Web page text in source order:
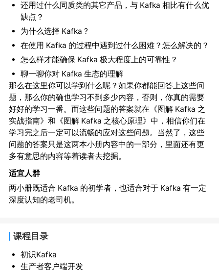
还用过什么同质类的其它产品，与 Kafka 相比有什么优
缺点？
为什么选择 Kafka ?
在使用 Kafka 的过程中遇到过什么困难？怎么解决的？
怎么样才能确保 Kafka 极大程度上的可靠性？
聊一聊你对 Kafka 生态的理解
那么在这里你可以学到什么呢？如果你都能回答上这些问
题，那么你的确也学习不到多少内容，否则，你真的需要
好好的学习一番。而这些问题的答案就在《图解 Kafka 之
实战指南》和《图解 Kafka 之核心原理》中，相信你们在
学习完之后一定可以流畅的应对这些问题。当然了，这些
问题的答案只是这两本小册内容中的一部分，里面还有更
多有意思的内容等着读者去挖掘。
适宜人群
两小册既适合 Kafka 的初学者，也适合对于 Kafka 有一定
深度认知的老司机。
课程目录
初识Kafka
生产者客户端开发